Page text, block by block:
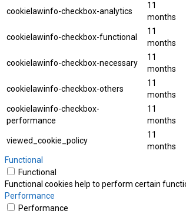
cookielawinfo-checkbox-analytics
11
months
cookielawinfo-checkbox-functional
11
months
cookielawinfo-checkbox-necessary
11
months
cookielawinfo-checkbox-others
11
months
cookielawinfo-checkbox-
performance
11
months
viewed_cookie_policy
11
months
Functional
Functional
Functional cookies help to perform certain
Performance
Performance